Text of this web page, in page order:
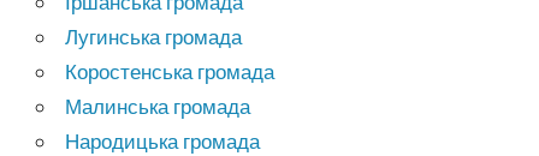
Лугинська громада
Коростенська громада
Малинська громада
Народицька громада